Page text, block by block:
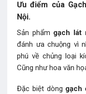
Ưu điểm của
Nội.
Sản phẩm gạch lát
đánh ưa chuộng vì
phú về chủng loại
Cũng như hoa văn
Đặc biệt dòng gạch